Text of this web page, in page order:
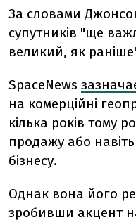
За словами
супутників "ще
великий, як
SpaceNews
на комерційні
кілька років тому
продажу або
бізнесу.
Однак вона його
зробивши акцент